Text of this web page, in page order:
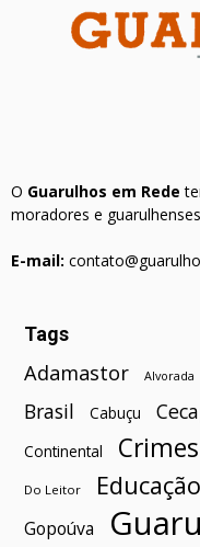
O Guarulhos em Rede
moradores e
E-mail:
Tags
Adamastor Alvorada
Brasil Cabuçu
Continental Crimes
Do Leitor Educação
Gopoúva